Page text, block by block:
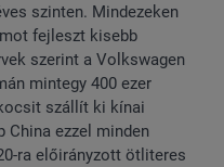
szinten. Mindezeken
fejleszt kisebb
szerint a Volkswagen
mintegy 400 ezer
szállít ki kínai
China ezzel minden
ra előirányzott ötliteres